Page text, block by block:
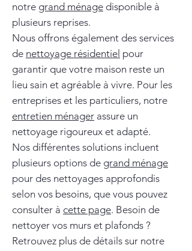
notre grand ménage disponible à
plusieurs reprises.
Nous offrons également des services
de nettoyage résidentiel pour
garantir que votre maison reste un
lieu sain et agréable à vivre. Pour les
entreprises et les particuliers, notre
entretien ménager assure un
nettoyage rigoureux et adapté.
Nos différentes solutions incluent
plusieurs options de grand ménage
pour des nettoyages approfondis
selon vos besoins, que vous pouvez
consulter à cette page. Besoin de
nettoyer vos murs et plafonds ?
Retrouvez plus de détails sur notre